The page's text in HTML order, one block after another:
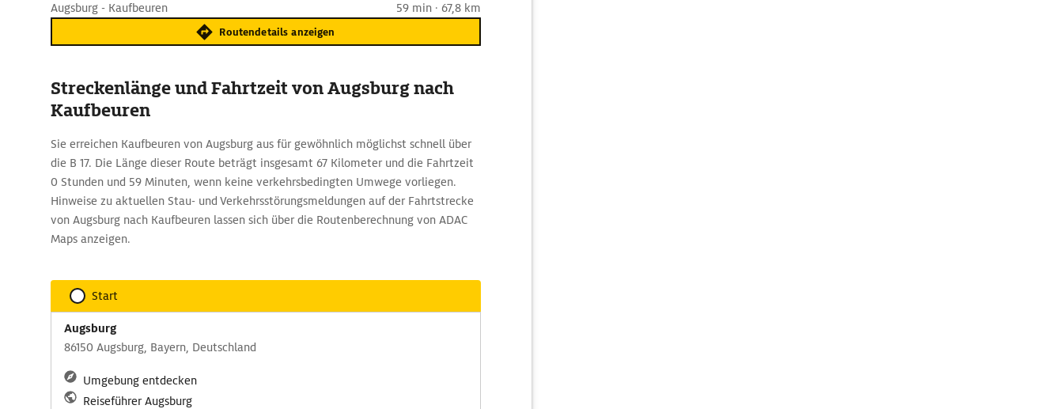
Augsburg - Kaufbeuren 59 min · 67,8 km
Routendetails anzeigen
Streckenlänge und Fahrtzeit von Augsburg nach
Kaufbeuren
Sie erreichen Kaufbeuren von Augsburg aus für gewöhnlich möglichst schnell über
die B 17. Die Länge dieser Route beträgt insgesamt 67 Kilometer und die Fahrtzeit
0 Stunden und 59 Minuten, wenn keine verkehrsbedingten Umwege vorliegen.
Hinweise zu aktuellen Stau- und Verkehrsstörungsmeldungen auf der Fahrtstrecke
von Augsburg nach Kaufbeuren lassen sich über die Routenberechnung von ADAC
Maps anzeigen.
Start
Augsburg
86150 Augsburg, Bayern, Deutschland
Umgebung entdecken
Reiseführer Augsburg